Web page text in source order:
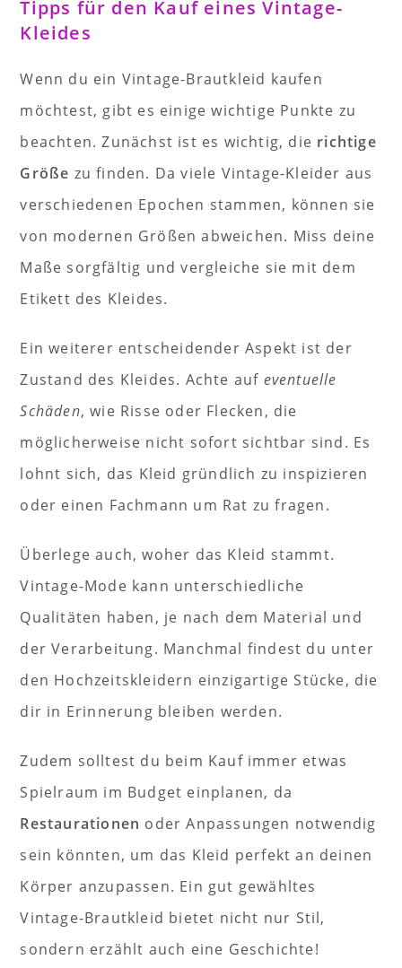
Tipps für den Kauf eines Vintage-
Kleides
Wenn du ein Vintage-Brautkleid kaufen
möchtest, gibt es einige wichtige Punkte zu
beachten. Zunächst ist es wichtig, die richtige
Größe zu finden. Da viele Vintage-Kleider aus
verschiedenen Epochen stammen, können sie
von modernen Größen abweichen. Miss deine
Maße sorgfältig und vergleiche sie mit dem
Etikett des Kleides.
Ein weiterer entscheidender Aspekt ist der
Zustand des Kleides. Achte auf eventuelle
Schäden, wie Risse oder Flecken, die
möglicherweise nicht sofort sichtbar sind. Es
lohnt sich, das Kleid gründlich zu inspizieren
oder einen Fachmann um Rat zu fragen.
Überlege auch, woher das Kleid stammt.
Vintage-Mode kann unterschiedliche
Qualitäten haben, je nach dem Material und
der Verarbeitung. Manchmal findest du unter
den Hochzeitskleidern einzigartige Stücke, die
dir in Erinnerung bleiben werden.
Zudem solltest du beim Kauf immer etwas
Spielraum im Budget einplanen, da
Restaurationen oder Anpassungen notwendig
sein könnten, um das Kleid perfekt an deinen
Körper anzupassen. Ein gut gewähltes
Vintage-Brautkleid bietet nicht nur Stil,
sondern erzählt auch eine Geschichte!